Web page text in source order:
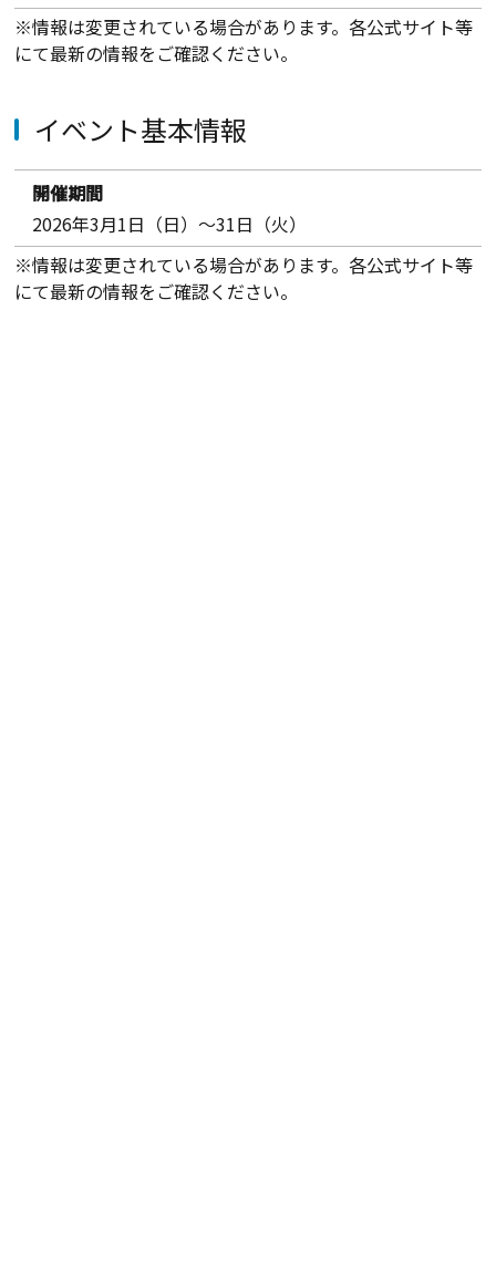
※情報は変更されている場合があります。各公式サイト等
にて最新の情報をご確認ください。
イベント基本情報
開催期間
2026年3月1日（日）～31日（火）
※情報は変更されている場合があります。各公式サイト等
にて最新の情報をご確認ください。